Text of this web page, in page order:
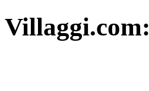
Villaggi.com: